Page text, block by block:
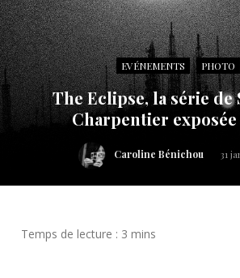
EVÉNEMENTS PHOTO
The Eclipse, la série de
Charpentier exposée
Caroline Bénichou 31